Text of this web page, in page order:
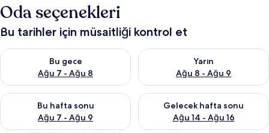
Oda seçenekleri
Bu tarihler için müsaitliği kontrol et
Bu gece
Ağu 7 - Ağu 8
Bu gece için müsaitliği kontrol et Ağu 7 - Ağu 8
Yarın
Ağu 8 - Ağu 9
Yarın için müsaitliği kontrol
Bu hafta sonu
Ağu 7 - Ağu 9
Bu hafta sonu için müsaitliği kontrol et Ağu 7 - Ağu 9
Gelecek hafta sonu
Ağu 14 - Ağu 16
Önümüzdeki hafta sonu için